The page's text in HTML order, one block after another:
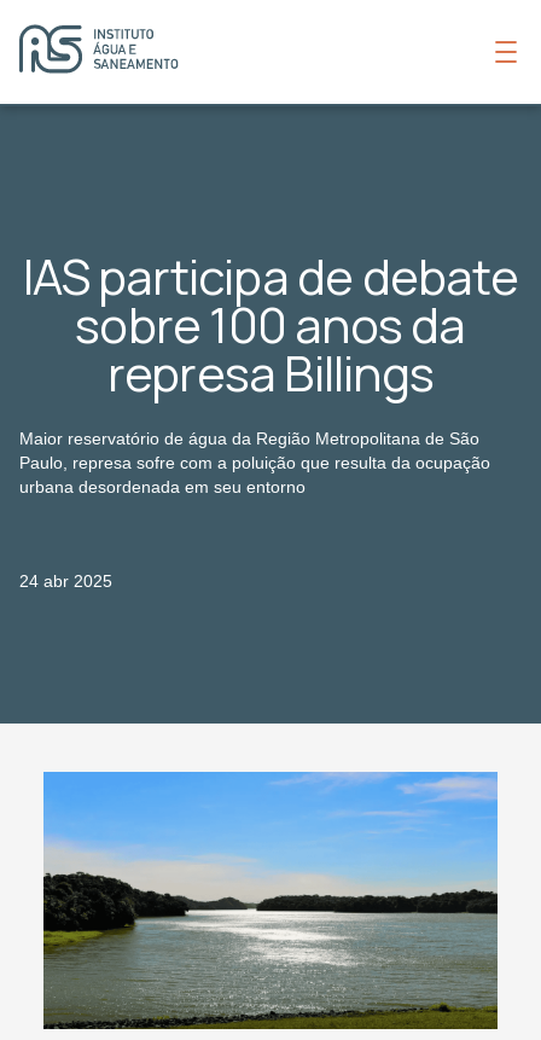
IAS participa de debate
sobre 100 anos da
represa Billings
Maior reservatório de água da Região Metropolitana de São
Paulo, represa sofre com a poluição que resulta da ocupação
urbana desordenada em seu entorno
24 abr 2025